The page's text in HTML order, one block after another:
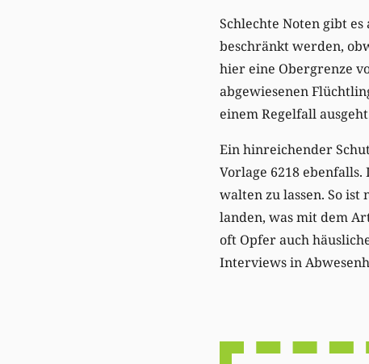
Schlechte Noten gibt
beschränkt werden,
hier eine Obergrenze
abgewiesenen
einem Regelfall
Ein hinreichender
Vorlage 6218
walten zu lassen. So ist
landen, was mit dem
oft Opfer auch
Interviews in